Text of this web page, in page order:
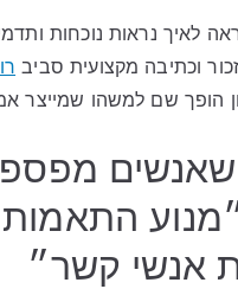
לאיך נראות נוכחות
וכתיבה מקצועית סביב
הופך שם למשהו שמייצר
אנשי קשר״